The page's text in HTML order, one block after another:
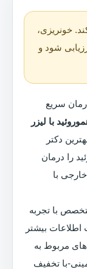
خونریزی،
شود و
سریع
با لیزر
دکتر
را درمان
با
با تجربه
بیشتر
های مربوط به
با تخفیف